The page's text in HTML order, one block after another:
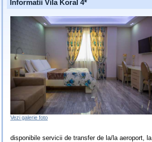
Informatii Vila Koral 4*
Vezi galerie foto
disponibile servicii de transfer de la/la aeroport,